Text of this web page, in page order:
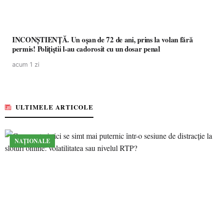
INCONȘTIENȚĂ. Un oșan de 72 de ani, prins la volan fără
permis! Polițiștii l-au cadorosit cu un dosar penal
acum 1 zi
ULTIMELE ARTICOLE
NAȚIONALE